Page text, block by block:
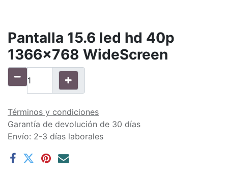
Pantalla 15.6 led hd 40p
1366x768 WideScreen
Términos y condiciones
Garantía de devolución de 30 días
Envío: 2-3 días laborales